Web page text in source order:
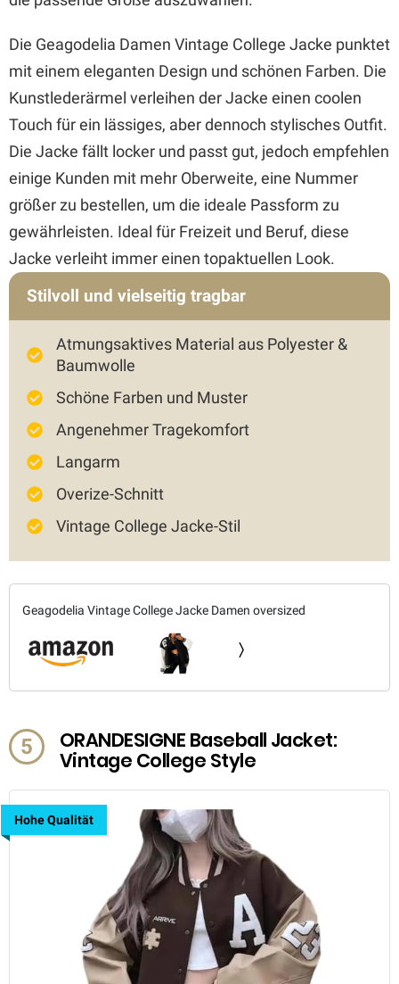
Die Geagodelia Damen Vintage College Jacke punktet
mit einem eleganten Design und schönen Farben. Die
Kunstlederärmel verleihen der Jacke einen coolen
Touch für ein lässiges, aber dennoch stylisches Outfit.
Die Jacke fällt locker und passt gut, jedoch empfehlen
einige Kunden mit mehr Oberweite, eine Nummer
größer zu bestellen, um die ideale Passform zu
gewährleisten. Ideal für Freizeit und Beruf, diese
Jacke verleiht immer einen topaktuellen Look.
Stilvoll und vielseitig tragbar
Atmungsaktives Material aus Polyester &
Baumwolle
Schöne Farben und Muster
Angenehmer Tragekomfort
Langarm
Overize-Schnitt
Vintage College Jacke-Stil
Geagodelia Vintage College Jacke Damen oversized
5 ORANDESIGNE Baseball Jacket:
Vintage College Style
Hohe Qualität